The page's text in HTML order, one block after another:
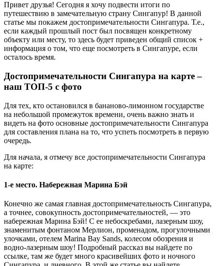
Привет друзья! Сегодня я хочу подвести итоги по
путешествию в замечательную страну Сингапур! В данной
статье мы покажем достопримечательности Сингапура. Т.е.,
если каждый прошлый пост был посвящен конкретному
объекту или месту, то здесь будет приведен общий список +
информация о том, что еще посмотреть в Сингапуре, если
осталось время.
Достопримечательности Сингапура на карте –
наш ТОП-5 с фото
Для тех, кто остановился в бананово-лимонном государстве
на небольшой промежуток времени, очень важно знать и
видеть на фото основные достопримечательности Сингапура
для составления плана на то, что успеть посмотреть в первую
очередь.
Для начала, я отмечу все достопримечательности Сингапура
на карте:
1-е место. Набережная Марина Бэй
Конечно же самая главная достопримечательность Сингапура,
а точнее, совокупность достопримечательностей, — это
набережная Марина Бэй! С ее небоскребами, лазерным шоу,
знаменитым фонтаном Мерлион, променадом, прогулочными
улочками, отелем Marina Bay Sands, колесом обозрения и
водно-лазерным шоу! Подробный рассказ вы найдете по
ссылке, там же будет много красивейших фото и ночного